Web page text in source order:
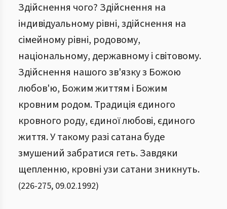
Здійснення чого? Здійснення на
індивідуальному рівні, здійснення на
сімейному рівні, родовому,
національному, державному і світовому.
Здійснення нашого зв'язку з Божою
любов'ю, Божим життям і Божим
кровним родом. Традиція єдиного
кровного роду, єдиної любові, єдиного
життя. У такому разі сатана буде
змушений забратися геть. Завдяки
щепленню, кровні узи сатани зникнуть.
(226-275, 09.02.1992)